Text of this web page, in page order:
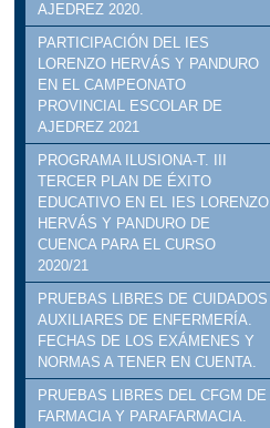
AJEDREZ 2020.
PARTICIPACIÓN DEL IES
LORENZO HERVÁS Y PANDURO
EN EL CAMPEONATO
PROVINCIAL ESCOLAR DE
AJEDREZ 2021
PROGRAMA ILUSIONA-T. III
TERCER PLAN DE ÉXITO
EDUCATIVO EN EL IES LORENZO
HERVÁS Y PANDURO DE
CUENCA PARA EL CURSO
2020/21
PRUEBAS LIBRES DE CUIDADOS
AUXILIARES DE ENFERMERÍA.
FECHAS DE LOS EXÁMENES Y
NORMAS A TENER EN CUENTA.
PRUEBAS LIBRES DEL CFGM DE
FARMACIA Y PARAFARMACIA.